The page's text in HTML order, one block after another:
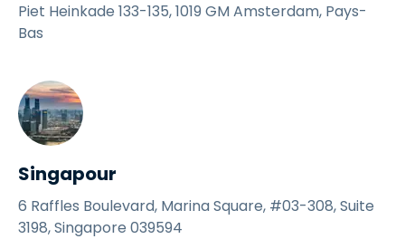
Piet Heinkade 133-135, 1019 GM Amsterdam, Pays-
Bas
Singapour
6 Raffles Boulevard, Marina Square, #03-308, Suite
3198, Singapore 039594